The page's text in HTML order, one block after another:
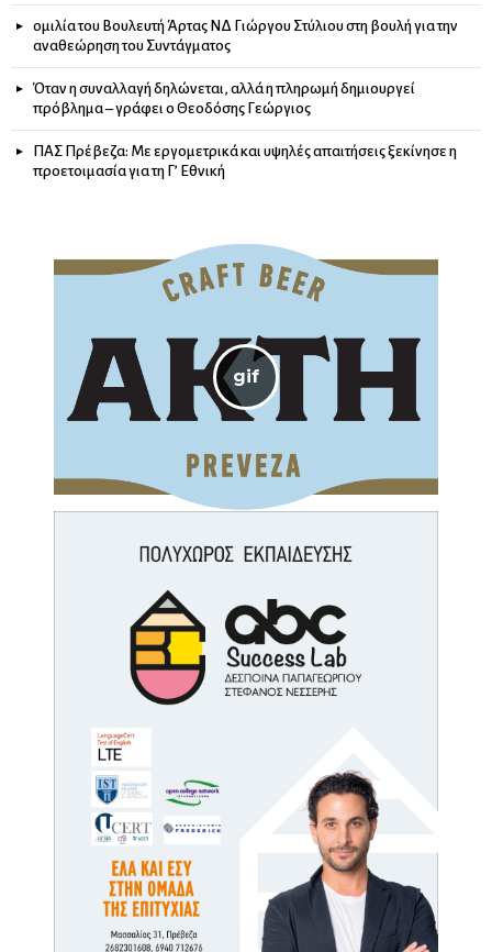
ομιλία του Βουλευτή Άρτας ΝΔ Γιώργου Στύλιου στη βουλή για την
αναθεώρηση του Συντάγματος
Όταν η συναλλαγή δηλώνεται, αλλά η πληρωμή δημιουργεί
πρόβλημα – γράφει ο Θεοδόσης Γεώργιος
ΠΑΣ Πρέβεζα: Με εργομετρικά και υψηλές απαιτήσεις ξεκίνησε η
προετοιμασία για τη Γ’ Εθνική